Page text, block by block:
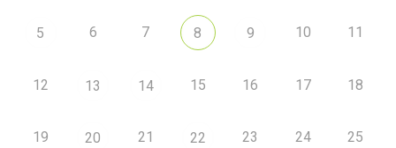
5 6 7 8 9 10 11
12 13 14 15 16 17 18
19 20 21 22 23 24 25